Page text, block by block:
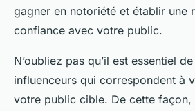
gagner en notoriété et établir une
confiance avec votre public.
N’oubliez pas qu’il est essentiel
influenceurs qui correspondent à
votre public cible. De cette façon,